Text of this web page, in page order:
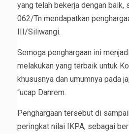
yang telah bekerja dengan baik,
062/Tn mendapatkan
III/Siliwangi.
Semoga penghargaan ini
melakukan yang terbaik untuk
khususnya dan umumnya pada
“ucap Danrem.
Penghargaan tersebut di
peringkat nilai IKPA, sebagai